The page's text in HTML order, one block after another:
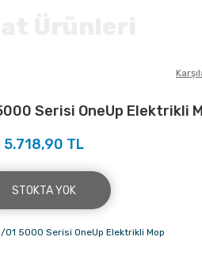
Serisi OneUp Elektrikli
5.718,90 TL
STOKTA YOK